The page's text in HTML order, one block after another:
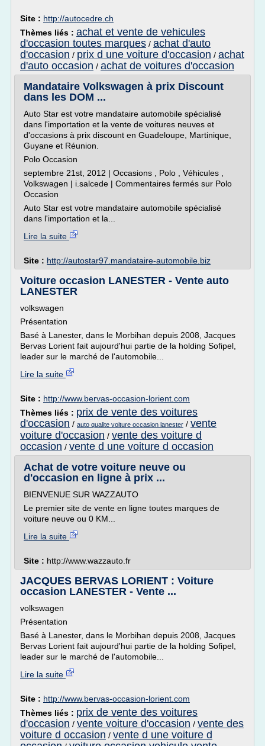
Site : http://autocedre.ch
Thèmes liés : achat et vente de vehicules
d'occasion toutes marques / achat d'auto
d'occasion / prix d une voiture d'occasion / achat
d'auto occasion / achat de voitures d'occasion
Mandataire Volkswagen à prix Discount
dans les DOM ...
Auto Star est votre mandataire automobile spécialisé
dans l'importation et la vente de voitures neuves et
d'occasions à prix discount en Guadeloupe, Martinique,
Guyane et Réunion.
Polo Occasion
septembre 21st, 2012 | Occasions , Polo , Véhicules ,
Volkswagen | i.salcede | Commentaires fermés sur Polo
Occasion
Auto Star est votre mandataire automobile spécialisé
dans l'importation et la...
Lire la suite
Site : http://autostar97.mandataire-automobile.biz
Voiture occasion LANESTER - Vente auto
LANESTER
volkswagen
Présentation
Basé à Lanester, dans le Morbihan depuis 2008, Jacques
Bervas Lorient fait aujourd'hui partie de la holding Sofipel,
leader sur le marché de l'automobile...
Lire la suite
Site : http://www.bervas-occasion-lorient.com
Thèmes liés : prix de vente des voitures
d'occasion / auto qualite voiture occasion lanester / vente
voiture d'occasion / vente des voiture d
occasion / vente d une voiture d occasion
Achat de votre voiture neuve ou
d'occasion en ligne à prix ...
BIENVENUE SUR WAZZAUTO
Le premier site de vente en ligne toutes marques de
voiture neuve ou 0 KM...
Lire la suite
Site : http://www.wazzauto.fr
JACQUES BERVAS LORIENT : Voiture
occasion LANESTER - Vente ...
volkswagen
Présentation
Basé à Lanester, dans le Morbihan depuis 2008, Jacques
Bervas Lorient fait aujourd'hui partie de la holding Sofipel,
leader sur le marché de l'automobile...
Lire la suite
Site : http://www.bervas-occasion-lorient.com
Thèmes liés : prix de vente des voitures
d'occasion / vente voiture d'occasion / vente des
voiture d occasion / vente d une voiture d